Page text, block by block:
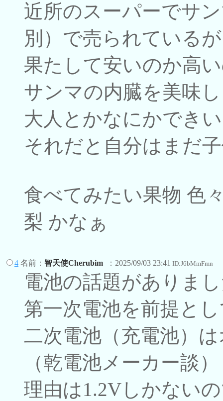
近所のスーパーでサ
別）で売られているが
果たして安いのか高
サンマの内臓を美味
大人とかなにかでき
それだと自分はまだ
食べてみたい果物 色
梨 かなぁ
4 名前： 智天使Cherubim ：2025/09/03 23:41 ID:J6bMmFmn
電池の話題がありま
第一次電池を前提と
二次電池（充電池）
（乾電池メーカー談）
理由は1.2Vしかない